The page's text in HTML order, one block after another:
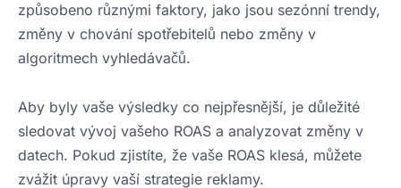
způsobeno různými faktory, jako jsou sezónní trendy,
změny v chování spotřebitelů nebo změny v
algoritmech vyhledávačů.
Aby byly vaše výsledky co nejpřesnější, je důležité
sledovat vývoj vašeho ROAS a analyzovat změny v
datech. Pokud zjistíte, že vaše ROAS klesá, můžete
zvážit úpravy vaší strategie reklamy.